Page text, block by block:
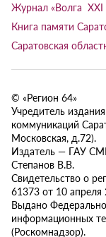
Журнал «Волга XXI
Книга памяти
Саратовская
© «Регион 64»
Учредитель
коммуникаций
Московская, д.72).
Издатель — ГАУ
Степанов В.В.
Свидетельство о
61373 от 10 апреля
Выдано
информационных
(Роскомнадзор).